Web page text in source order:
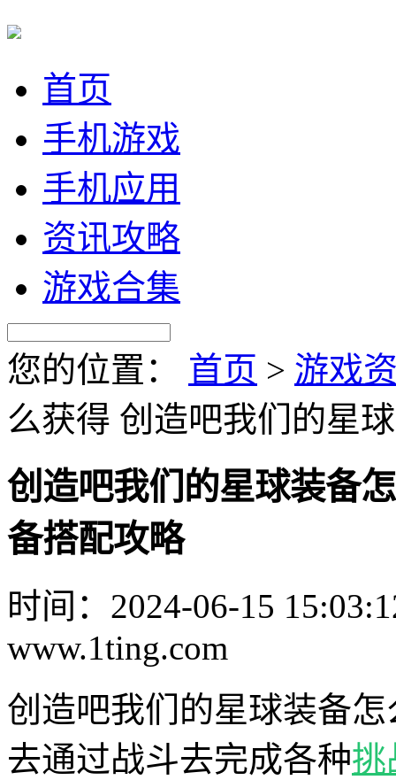
首页
手机游戏
手机应用
资讯攻略
游戏合集
您的位置： 首页 > 游戏
么获得 创造吧我们的星
创造吧我们的星球装备
备搭配攻略
时间：2024-06-15
www.1ting.com
创造吧我们的星球装备
去通过战斗去完成各种挑